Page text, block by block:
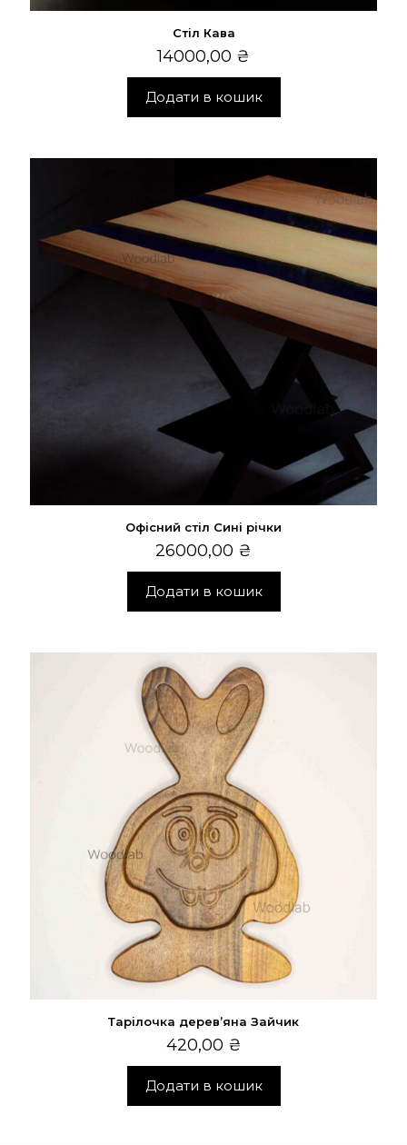
Стіл Кава
14000,00 ₴
Додати в кошик
Офісний стіл Сині річки
26000,00 ₴
Додати в кошик
Тарілочка дерев’яна Зайчик
420,00 ₴
Додати в кошик